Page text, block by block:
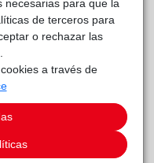
necesarias para que la
de terceros para
o rechazar las
a través de